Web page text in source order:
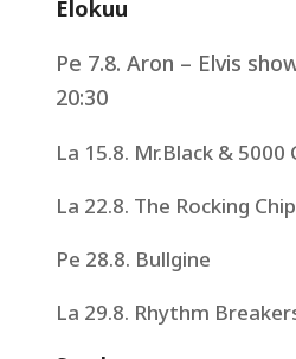
Elokuu
Pe 7.8. Aron – Elvis
20:30
La 15.8. Mr.Black & 5000
La 22.8. The Rocking
Pe 28.8. Bullgine
La 29.8. Rhythm